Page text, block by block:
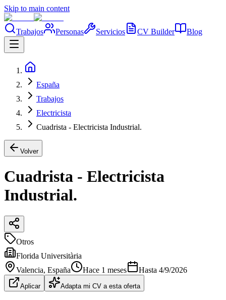
Skip to main content
Trabajos Personas Servicios CV Builder Blog
España
Trabajos
Electricista
Cuadrista - Electricista Industrial.
Volver
Cuadrista - Electricista
Industrial.
Otros
Florida Universitària
Valencia, España Hace 1 meses Hasta 4/9/2026
Aplicar Adapta mi CV a esta oferta